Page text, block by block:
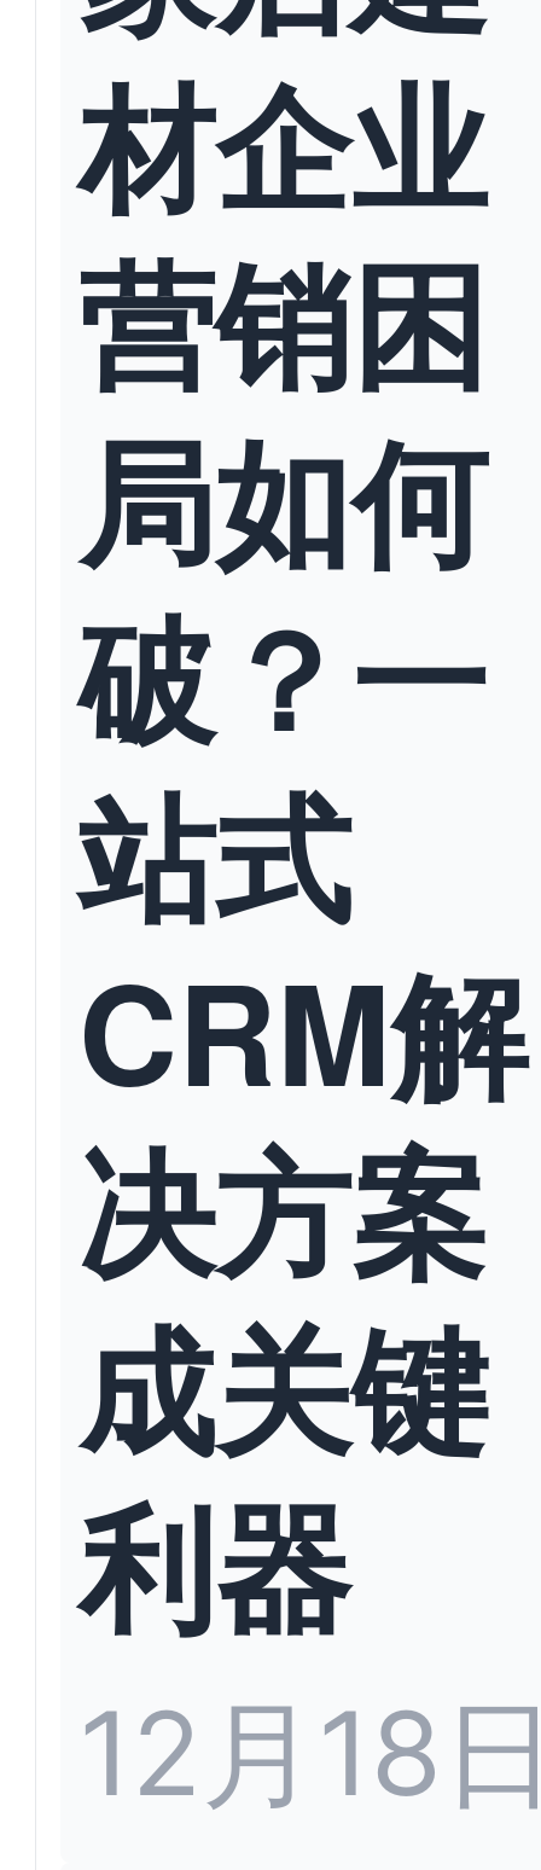
材企业
营销困
局如何
破？一
站式
CRM解
决方案
成关键
利器
12月18